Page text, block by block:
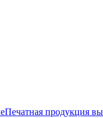
Печатная продукция